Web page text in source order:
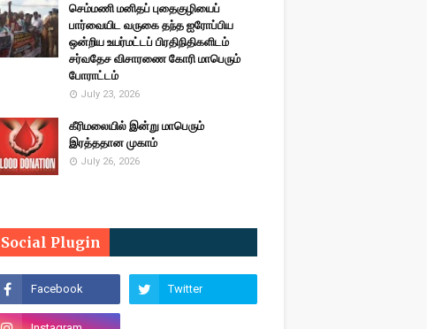
செம்மணி மனிதப் புதைகுழியைப்
பார்வையிட வருகை தந்த ஐரோப்பிய
ஒன்றிய உயர்மட்டப் பிரதிநிதிகளிடம்
சர்வதேச விசாரணை கோரி மாபெரும்
போராட்டம்
July 23, 2026
கீரிமலையில் இன்று மாபெரும்
இரத்ததான முகாம்
July 26, 2026
Social Plugin